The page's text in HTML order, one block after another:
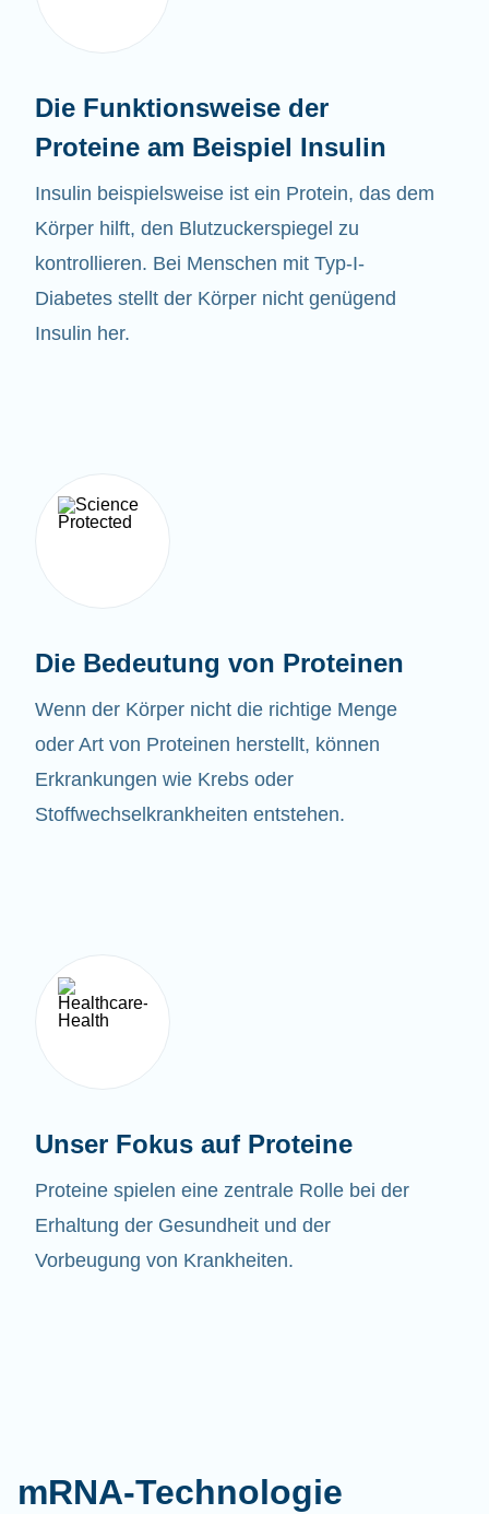
Die Funktionsweise der
Proteine am Beispiel Insulin
Insulin beispielsweise ist ein Protein, das dem
Körper hilft, den Blutzuckerspiegel zu
kontrollieren. Bei Menschen mit Typ-I-
Diabetes stellt der Körper nicht genügend
Insulin her.
Die Bedeutung von Proteinen
Wenn der Körper nicht die richtige Menge
oder Art von Proteinen herstellt, können
Erkrankungen wie Krebs oder
Stoffwechselkrankheiten entstehen.
Unser Fokus auf Proteine
Proteine spielen eine zentrale Rolle bei der
Erhaltung der Gesundheit und der
Vorbeugung von Krankheiten.
mRNA-Technologie